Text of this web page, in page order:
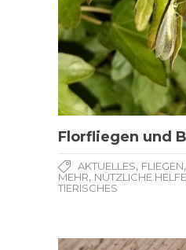
Florfliegen und
AKTUELLES, FLIEGEN,
MEHR, NÜTZLICHE
TIERISCHES